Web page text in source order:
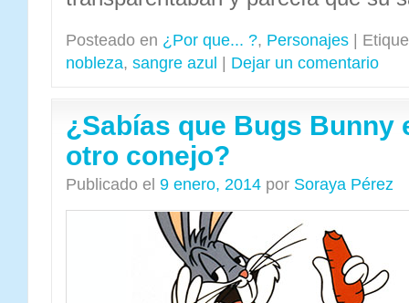
Posteado en ¿Por que... ?, Personajes
nobleza, sangre azul Dejar un comentario
¿Sabías que Bugs Bunny
otro conejo?
Publicado el 9 enero, 2014 por Soraya Pérez